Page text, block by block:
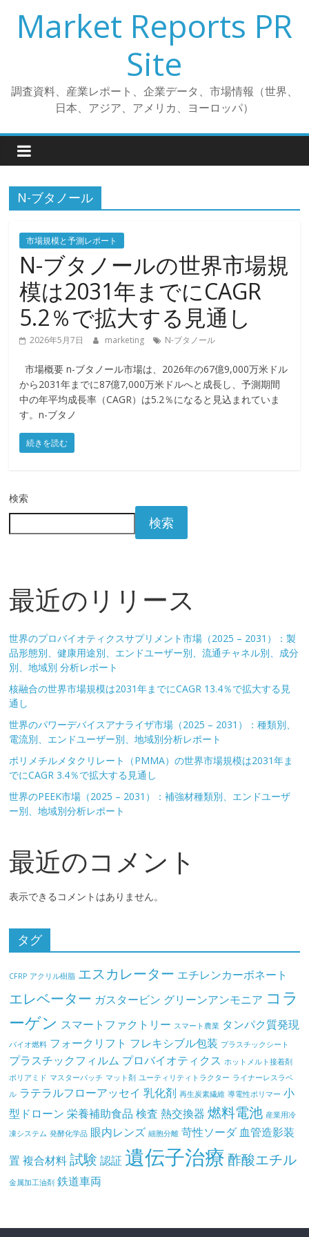
プ
Market Reports PR
Site
調査資料、産業レポート、企業データ、市場情報（世界、
日本、アジア、アメリカ、ヨーロッパ）
N-ブタノール
市場規模と予測レポート
N-ブタノールの世界市場規
模は2031年までにCAGR
5.2％で拡大する見通し
2026年5月7日 marketing N-ブタノール
市場概要 n-ブタノール市場は、2026年の67億9,000万米ドル
から2031年までに87億7,000万米ドルへと成長し、予測期間
中の年平均成長率（CAGR）は5.2％になると見込まれていま
す。n-ブタノ
続きを読む
検索
検索
最近のリリース
世界のプロバイオティクスサプリメント市場（2025 – 2031）：製
品形態別、健康用途別、エンドユーザー別、流通チャネル別、成分
別、地域別 分析レポート
核融合の世界市場規模は2031年までにCAGR 13.4％で拡大する見
通し
世界のパワーデバイスアナライザ市場（2025 – 2031）：種類別、
電流別、エンドユーザー別、地域別分析レポート
ポリメチルメタクリレート（PMMA）の世界市場規模は2031年ま
でにCAGR 3.4％で拡大する見通し
世界のPEEK市場（2025 – 2031）：補強材種類別、エンドユーザ
ー別、地域別分析レポート
最近のコメント
表示できるコメントはありません。
タグ
CFRP アクリル樹脂 エスカレーター エチレンカーボネート
エレベーター ガスタービン グリーンアンモニア コラ
ーゲン スマートファクトリー スマート農業 タンパク質発現
バイオ燃料 フォークリフト フレキシブル包装 プラスチックシート
プラスチックフィルム プロバイオティクス ホットメルト接着剤
ポリアミド マスターバッチ マット剤 ユーティリティトラクター ライナーレスラベ
ル ラテラルフローアッセイ 乳化剤 再生炭素繊維 導電性ポリマー 小
型ドローン 栄養補助食品 検査 熱交換器 燃料電池 産業用冷
凍システム 発酵化学品 眼内レンズ 細胞分離 苛性ソーダ 血管造影装
置 複合材料 試験 認証 遺伝子治療 酢酸エチル
金属加工油剤 鉄道車両